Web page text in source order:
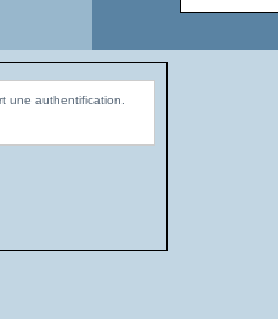
une authentification.